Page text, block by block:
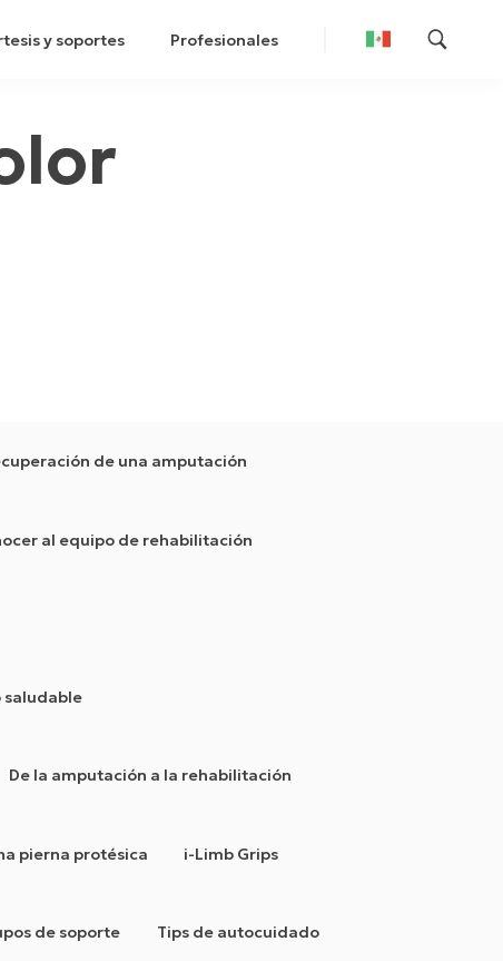
y soportes Profesionales
de una amputación
al equipo de rehabilitación
saludable
De la amputación a la rehabilitación
pierna protésica i-Limb Grips
de soporte Tips de autocuidado